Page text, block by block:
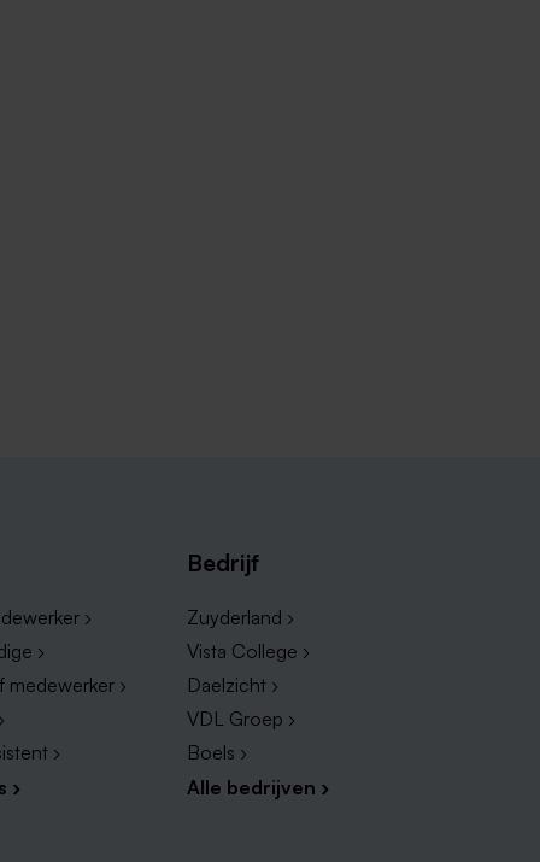
›
›
medewerker ›
›
›
Bedrijf
Zuyderland ›
Vista College ›
Daelzicht ›
VDL Groep ›
Boels ›
Alle bedrijven ›